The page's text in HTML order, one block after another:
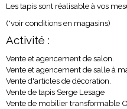
Les tapis sont réalisable à vos
(*voir conditions en magasins)
Activité :
Vente et agencement de salon.
Vente et agencement de salle à
Vente d'articles de décoration.
Vente de tapis Serge Lesage
Vente de mobilier transformable